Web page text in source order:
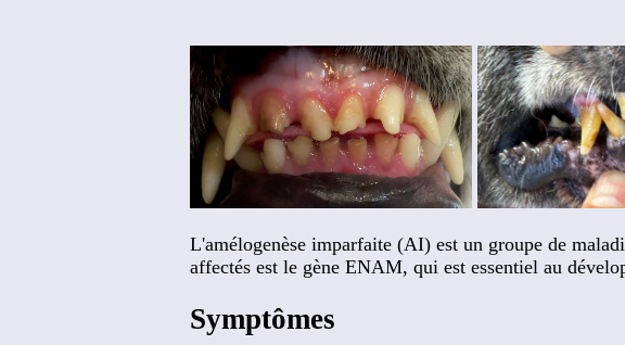
L'amélogenèse imparfaite (AI) est un groupe de
affectés est le gène ENAM, qui est essentiel au
Symptômes